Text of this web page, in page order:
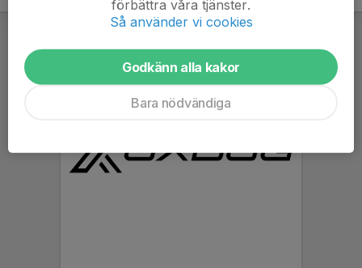
förbättra våra tjänster.
Så använder vi cookies
Godkänn alla kakor
Bara nödvändiga